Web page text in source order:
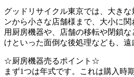
グッドリサイクル東京では、大き
ンから小さな店舗様まで、大小に
用厨房機器や、店舗の移転や閉鎖
けといった面倒な後処理なども、遠
☆厨房機器売るポイント☆
まず1つは年式です。これは購入時